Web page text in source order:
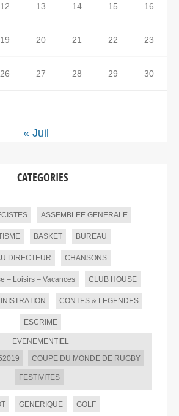
12 13 14 15 16
19 20 21 22 23
26 27 28 29 30
« Juil
CATEGORIES
ASSEMBLEE GENERALE
BASKET BUREAU
DIRECTEUR CHANSONS
– Loisirs – Vacances CLUB HOUSE
CONTES & LEGENDES
ESCRIME
EVENEMENTIEL
COUPE DU MONDE DE RUGBY
FESTIVITES
GENERIQUE GOLF